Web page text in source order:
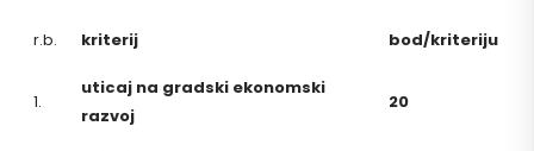
r.b. kriterij bod/kriteriju
1.
uticaj na gradski ekonomski
razvoj
20